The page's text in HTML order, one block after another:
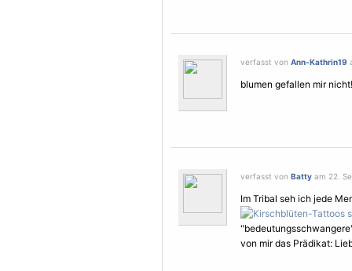
verfasst von Ann-Kathrin19
blumen gefallen mir
verfasst von Batty am 22.
Im Tribal seh ich jede
von mir das Prädikat: